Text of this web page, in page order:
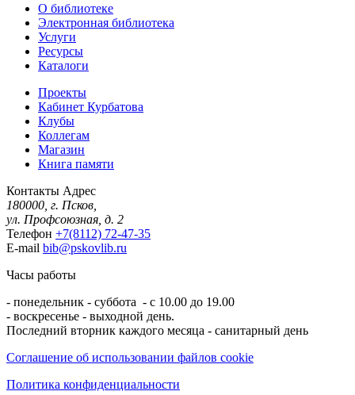
О библиотеке
Электронная библиотека
Услуги
Ресурсы
Каталоги
Проекты
Кабинет Курбатова
Клубы
Коллегам
Магазин
Книга памяти
Контакты Адрес
180000, г. Псков,
ул. Профсоюзная, д. 2
Телефон +7(8112) 72-47-35
E-mail bib@pskovlib.ru
Часы работы
- понедельник - суббота - с 10.00 до 19.00
- воскресенье - выходной день.
Последний вторник каждого месяца - санитарный день
Соглашение об использовании файлов cookie
Политика конфиденциальности